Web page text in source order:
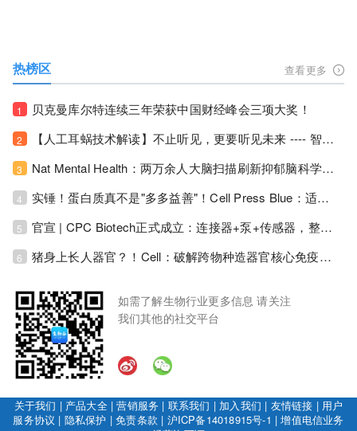
热榜区 查看更多
1 贝克曼库尔特连续三年荣获中国财经峰会三项大奖！
2 【人工耳蜗技术解读】不止听见，更要听见未来 ---- 智能耳蜗，开启人工耳蜗技术新纪元！
3 Nat Mental Health：两万余人大脑扫描刷新抑郁脑科学认知！抑郁不只是情绪病，视觉、运动脑区同步受损！
4 实锤！蛋白质真不是"多多益善"！Cell Press Blue：适度限蛋白，反而拉长健康寿命！
5 官宣 | CPC Biotech正式成立：连接器+泵+传感器，整合生物制药流体管理解决方案！
6 猪身上长人器官？！Cell：破解跨物种造器官核心免疫关卡！全新异种吞噬机制打通人体器官培育赛道！
如需了解生物行业更多信息 请关注
我们其他的社交平台
关于我们 | 产品大全|营销服务 | 联系我们 | 加入我们 | 友情链接 | 用户
服务协议 | 隐私保护 |免责条款 | 沪ICP备14018915号-1 |增值电信业务